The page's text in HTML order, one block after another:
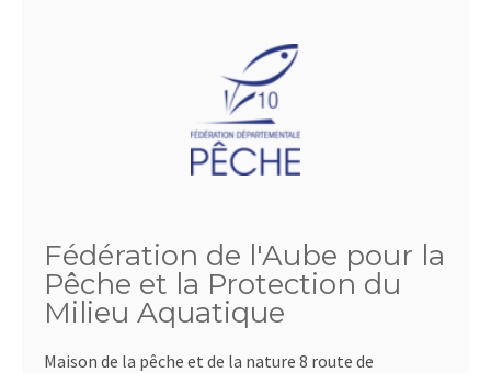
Fédération de l'Aube pour la
Pêche et la Protection du
Milieu Aquatique
Maison de la pêche et de la nature 8 route de